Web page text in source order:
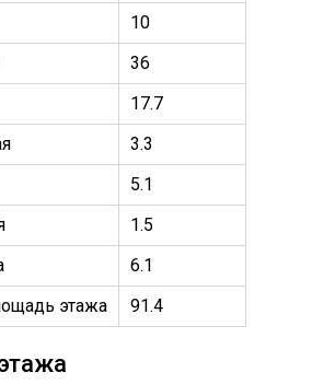
10
36
17.7
3.3
5.1
1.5
6.1
этажа
91.4